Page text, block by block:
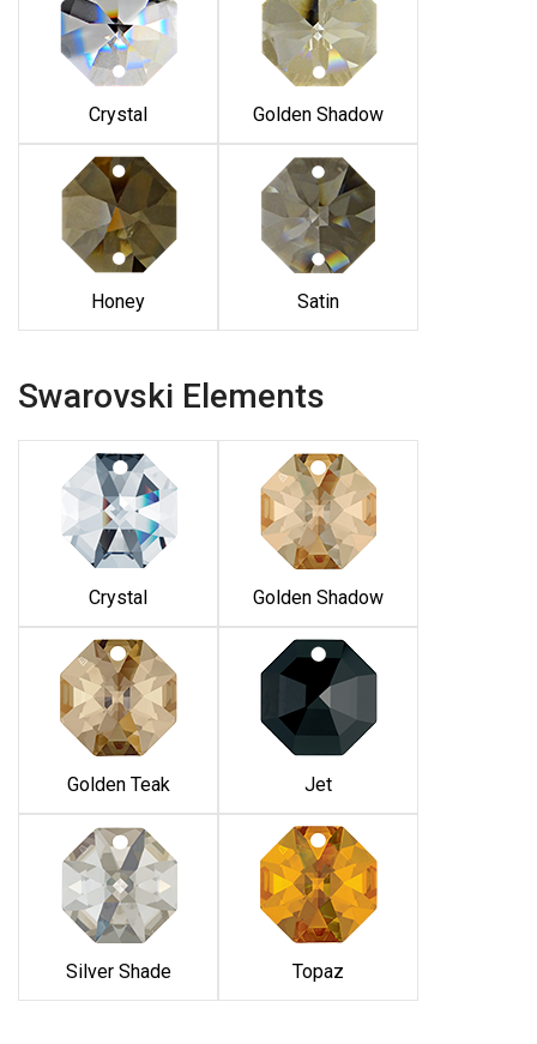
Crystal Golden Shadow
Honey Satin
Swarovski Elements
Crystal Golden Shadow
Golden Teak Jet
Silver Shade Topaz